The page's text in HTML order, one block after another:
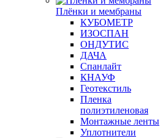
Плёнки и мембраны
КУБОМЕТР
ИЗОСПАН
ОНДУТИС
ДАЧА
Спанлайт
КНАУФ
Геотекстиль
Пленка
полиэтиленовая
Монтажные ленты
Уплотнители